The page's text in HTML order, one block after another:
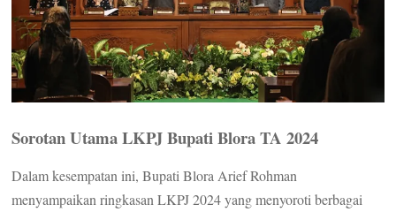
Sorotan Utama LKPJ Bupati Blora TA 2024
Dalam kesempatan ini, Bupati Blora Arief Rohman
menyampaikan ringkasan LKPJ 2024 yang menyoroti berbagai